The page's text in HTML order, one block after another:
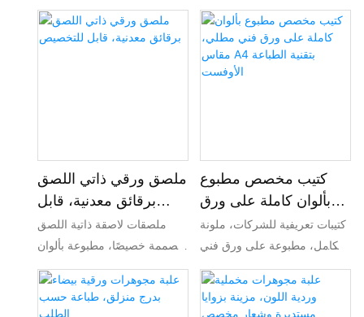
للمشروبات الساخنة. طباعة
ملونة حسب الطلب، آمنة
حسب الطلب، تحمل شعارًا من
رقائق الفضة. بطاقات تعليق
متينة من الجلد الصناعي
المحكم، مزودة بنقوش بارزة
ملصق ورقي ذاتي اللصق
برقائق معدنية، قابل
للتخصيص
ملصقات لاصقة ذاتية اللصق
مصممة خصيصًا، مطبوعة بألوان
كاملة ومزينة برقائق معدنية.
ملصقات لاصقة مقاومة للماء،
مصممة خصيصًا لتغليف زجاجات
كتيب مخصص مطبوع
بألوان كاملة على ورق
فني مطلي، مقاس A4
بتقنية الطباعة الأوفست
كتيبات تعريفية للشركات، ملونة
بالكامل، مطبوعة على ورق فني
مطلي بتقنية الطباعة الأوفست.
نوفر خدمات تصنيع المعدات
الأصلية (OEM) والتصميم